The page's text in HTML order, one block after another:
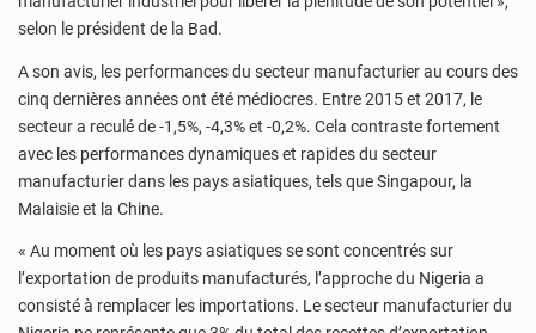
selon le président de la Bad.
A son avis, les performances du secteur manufacturier au cours des
cinq dernières années ont été médiocres. Entre 2015 et 2017, le
secteur a reculé de -1,5%, -4,3% et -0,2%. Cela contraste fortement
avec les performances dynamiques et rapides du secteur
manufacturier dans les pays asiatiques, tels que Singapour, la
Malaisie et la Chine.
« Au moment où les pays asiatiques se sont concentrés sur
l’exportation de produits manufacturés, l’approche du Nigeria a
consisté à remplacer les importations. Le secteur manufacturier du